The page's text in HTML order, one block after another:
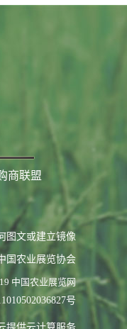
商联盟
图文或建立镜像
国农业展览协会
中国农业展览网
号